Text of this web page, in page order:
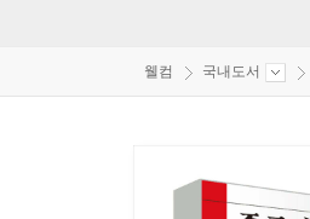
웰컴 국내도서